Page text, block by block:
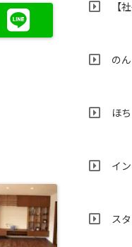
【
の
ほ
イ
ス